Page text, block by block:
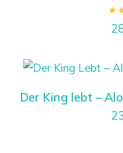
Der King lebt –